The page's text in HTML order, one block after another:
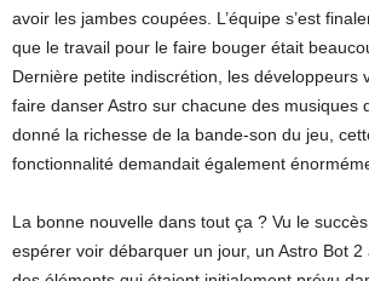
avoir les jambes coupées. L’équipe s’est
que le travail pour le faire bouger était
Dernière petite indiscrétion, les développeurs
faire danser Astro sur chacune des musiques
donné la richesse de la bande-son du jeu,
fonctionnalité demandait également
La bonne nouvelle dans tout ça ? Vu le
espérer voir débarquer un jour, un Astro Bot 2